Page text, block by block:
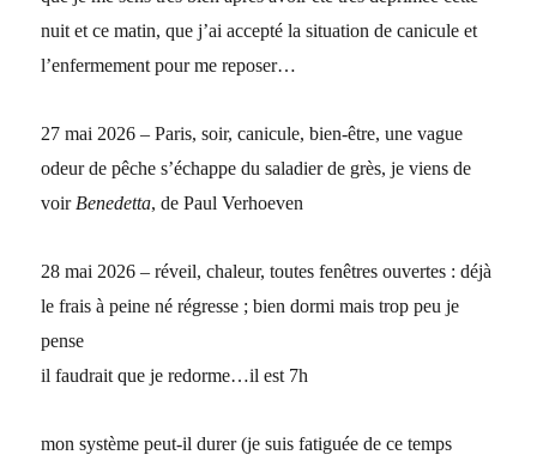
nuit et ce matin, que j’ai accepté la situation de canicule et
l’enfermement pour me reposer…
27 mai 2026 – Paris, soir, canicule, bien-être, une vague
odeur de pêche s’échappe du saladier de grès, je viens de
voir Benedetta, de Paul Verhoeven
28 mai 2026 – réveil, chaleur, toutes fenêtres ouvertes : déjà
le frais à peine né régresse ; bien dormi mais trop peu je
pense
il faudrait que je redorme…il est 7h
mon système peut-il durer (je suis fatiguée de ce temps